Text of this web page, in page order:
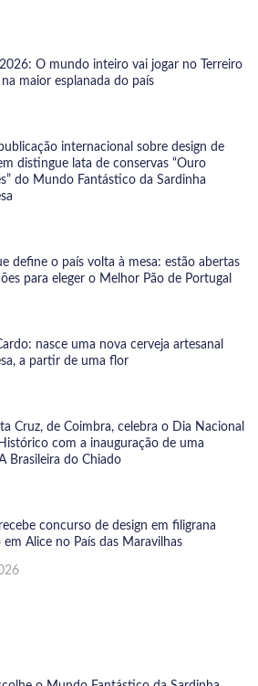
O mundo inteiro vai jogar no Terreiro
maior esplanada do país
internacional sobre design de
distingue lata de conservas “Ouro
do Mundo Fantástico da Sardinha
define o país volta à mesa: estão abertas
para eleger o Melhor Pão de Portugal
nasce uma nova cerveja artesanal
a partir de uma flor
Cruz, de Coimbra, celebra o Dia Nacional
com a inauguração de uma
Brasileira do Chiado
concurso de design em filigrana
em Alice no País das Maravilhas